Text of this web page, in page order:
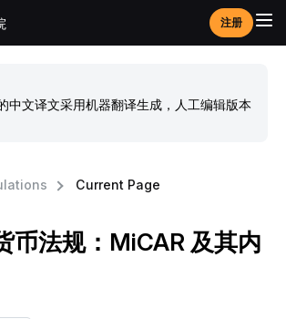
注册
中文译文采用机器翻译生成，人工编辑版本
Current Page
币法规：MiCAR 及其内